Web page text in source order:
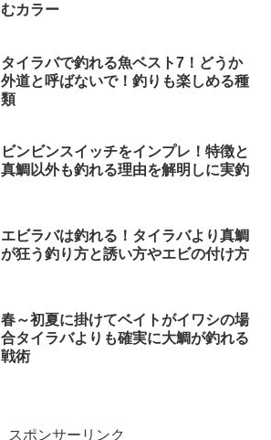
むカラー
タイラバで釣れる魚ベスト7！どうか
外道と呼ばないで！釣りも楽しめる種
類
ビンビンスイッチをインプレ！特徴と
真鯛以外も釣れる理由を解明しに実釣
エビラバは釣れる！タイラバより真鯛
が狂う釣り方と誘い方やエビの付け方
春～初夏に掛けてベイトがイワシの場
合タイラバよりも確実に大鯛が釣れる
戦術
スポンサーリンク